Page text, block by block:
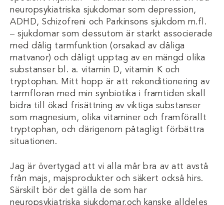
neuropsykiatriska sjukdomar som depression,
ADHD, Schizofreni och Parkinsons sjukdom m.fl.
– sjukdomar som dessutom är starkt associerade
med dålig tarmfunktion (orsakad av dåliga
matvanor) och dåligt upptag av en mängd olika
substanser bl. a. vitamin D, vitamin K och
tryptophan. Mitt hopp är att rekonditionering av
tarmfloran med min synbiotika i framtiden skall
bidra till ökad frisättning av viktiga substanser
som magnesium, olika vitaminer och framförallt
tryptophan, och därigenom påtagligt förbättra
situationen.
Jag är övertygad att vi alla mår bra av att avstå
från majs, majsprodukter och säkert också hirs.
Särskilt bör det gälla de som har
neuropsykiatriska sjukdomar,och kanske alldeles